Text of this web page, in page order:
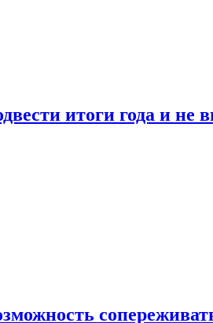
итоги года и не